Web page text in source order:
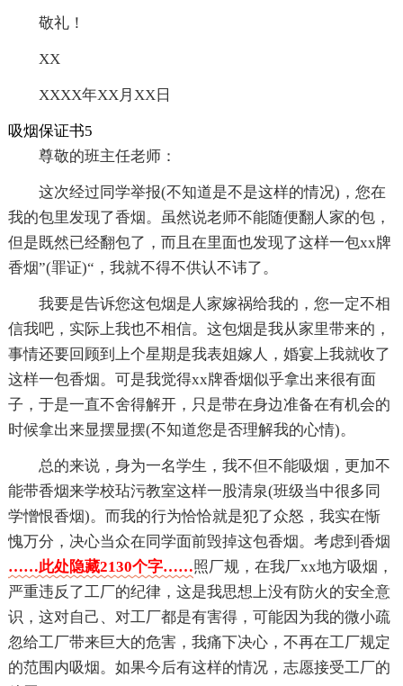
敬礼！
XX
XXXX年XX月XX日
吸烟保证书5
尊敬的班主任老师：
这次经过同学举报(不知道是不是这样的情况)，您在
我的包里发现了香烟。虽然说老师不能随便翻人家的包，
但是既然已经翻包了，而且在里面也发现了这样一包xx牌
香烟”(罪证)“，我就不得不供认不讳了。
我要是告诉您这包烟是人家嫁祸给我的，您一定不相
信我吧，实际上我也不相信。这包烟是我从家里带来的，
事情还要回顾到上个星期是我表姐嫁人，婚宴上我就收了
这样一包香烟。可是我觉得xx牌香烟似乎拿出来很有面
子，于是一直不舍得解开，只是带在身边准备在有机会的
时候拿出来显摆显摆(不知道您是否理解我的心情)。
总的来说，身为一名学生，我不但不能吸烟，更加不
能带香烟来学校玷污教室这样一股清泉(班级当中很多同
学憎恨香烟)。而我的行为恰恰就是犯了众怒，我实在惭
愧万分，决心当众在同学面前毁掉这包香烟。考虑到香烟
……此处隐藏2130个字……照厂规，在我厂xx地方吸烟，
严重违反了工厂的纪律，这是我思想上没有防火的安全意
识，这对自己、对工厂都是有害得，可能因为我的微小疏
忽给工厂带来巨大的危害，我痛下决心，不再在工厂规定
的范围内吸烟。如果今后有这样的情况，志愿接受工厂的